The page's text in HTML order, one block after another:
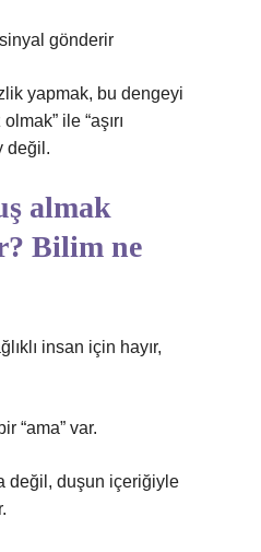
sinyal gönderir
yapmak, bu dengeyi
ile “aşırı
değil.
almak
Bilim ne
insan için hayır,
“ama” var.
değil, duşun içeriğiyle